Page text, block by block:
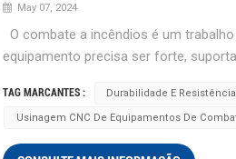
May 07, 2024
O combate a incêndios é um
equipamento precisa ser forte,
como os bombeiros realizam seu
tornando um dos favoritos na
anodizado é realmente resistente.
TAG MARCANTES : Durabilidade E Resistência
Usinagem CNC De Equipamentos De